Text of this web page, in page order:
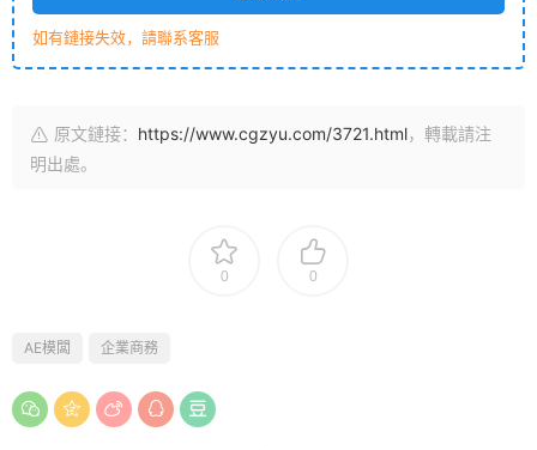
如有鏈接失效，請聯系客服
原文鏈接： https://www.cgzyu.com/3721.html，轉載請注
明出處。
0 0
AE模闆 企業商務